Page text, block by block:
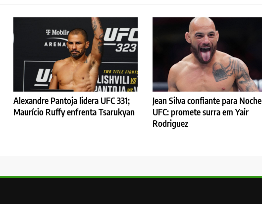
Alexandre Pantoja lidera UFC 331;
Maurício Ruffy enfrenta Tsarukyan
Jean Silva confiante para Noche
UFC: promete surra em Yair
Rodriguez